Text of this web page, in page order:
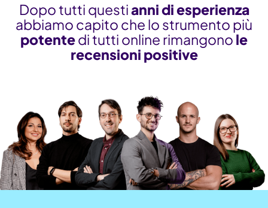
Dopo tutti questianni di esperienza
abbiamo capito che lo strumento più
potentedi tutti online rimangono le
recensioni positive